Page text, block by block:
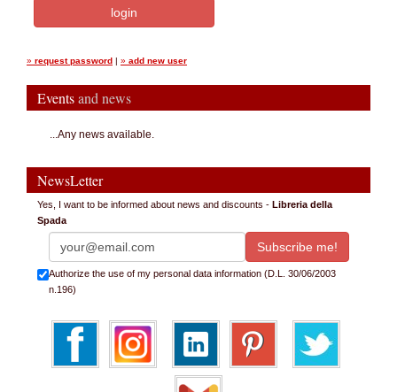
» request password | » add new user
Eventsand news
...Any news available.
NewsLetter
Yes, I want to be informed about news and discounts - Libreria della
Spada
Authorize the use of my personal data information (D.L. 30/06/2003
n.196)